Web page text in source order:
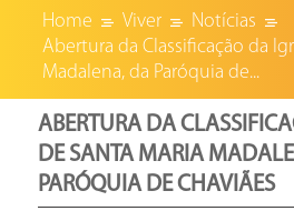
Home Viver
Notícias
Abertura da Classificação da
Madalena, da Paróquia de...
ABERTURA DA
DE SANTA MARIA
PARÓQUIA DE CHAVIÃES